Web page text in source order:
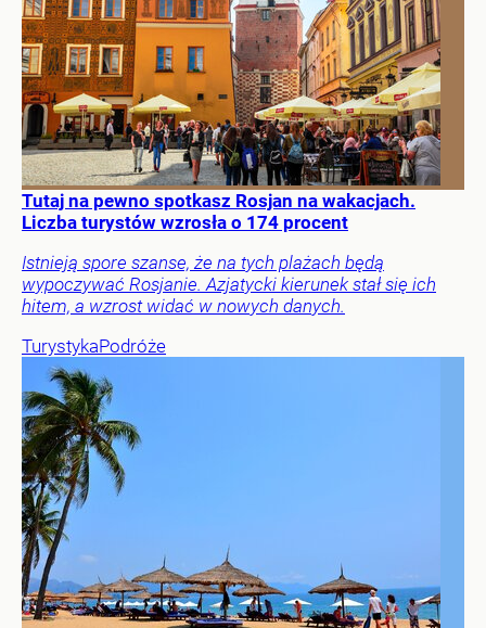
Tutaj na pewno spotkasz Rosjan na wakacjach.
Liczba turystów wzrosła o 174 procent
Istnieją spore szanse, że na tych plażach będą
wypoczywać Rosjanie. Azjatycki kierunek stał się ich
hitem, a wzrost widać w nowych danych.
TurystykaPodróże